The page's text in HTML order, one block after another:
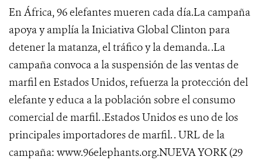
En África, 96 elefantes mueren cada día.La campaña
apoya y amplía la Iniciativa Global Clinton para
detener la matanza, el tráfico y la demanda. .La
campaña convoca a la suspensión de las ventas de
marfil en Estados Unidos, refuerza la protección del
elefante y educa a la población sobre el consumo
comercial de marfil. .Estados Unidos es uno de los
principales importadores de marfil. . URL de la
campaña: www.96elephants.org.NUEVA YORK (29